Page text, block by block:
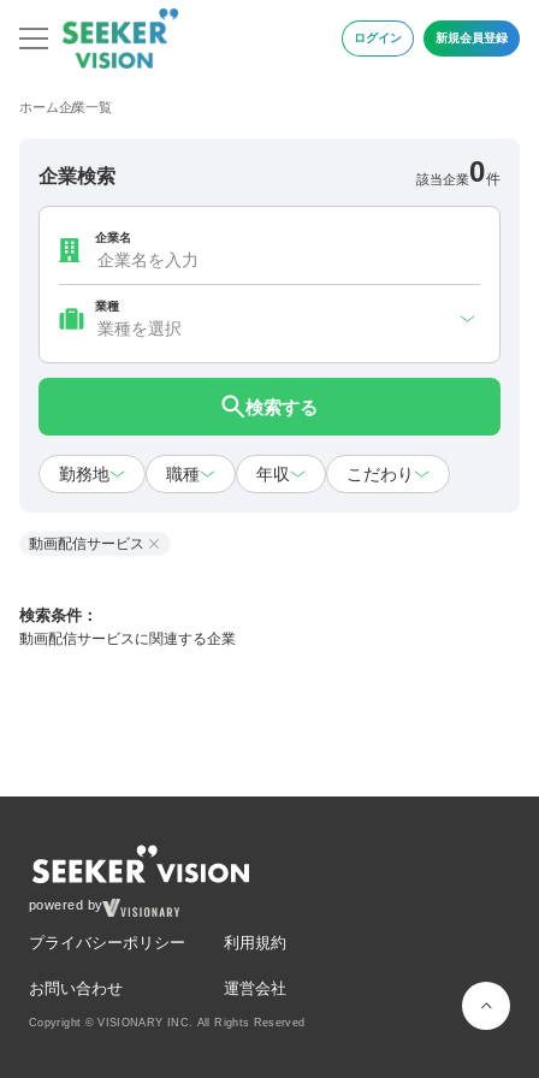
ログイン 新規会員登録
ホーム企業一覧
企業検索 該当企業0件
企業名
業種
検索する
勤務地 職種 年収 こだわり
動画配信サービス
検索条件：
動画配信サービスに関連する企業
powered by
プライバシーポリシー 利用規約
お問い合わせ 運営会社
Copyright © VISIONARY INC. All Rights Reserved